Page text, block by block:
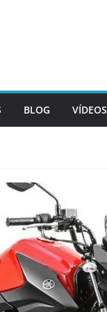
BLOG VÍDEOS